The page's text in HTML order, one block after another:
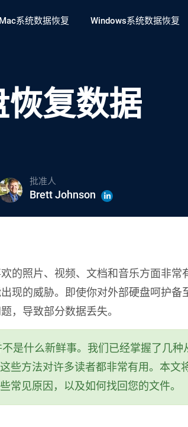
Mac系统数据恢复 Windows系统数据恢复
复数据
批准人
Brett Johnson
的照片、视频、文档和音乐方面非常
现的威胁。即使你对外部硬盘呵护备
，导致部分数据丢失。
是什么新鲜事。我们已经掌握了几种
些方法对许多读者都非常有用。本文
常见原因，以及如何找回您的文件。